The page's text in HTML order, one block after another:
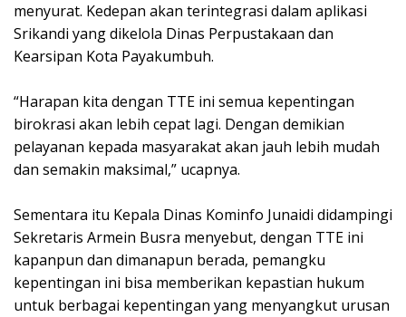
menyurat. Kedepan akan terintegrasi dalam aplikasi
Srikandi yang dikelola Dinas Perpustakaan dan
Kearsipan Kota Payakumbuh.
“Harapan kita dengan TTE ini semua kepentingan
birokrasi akan lebih cepat lagi. Dengan demikian
pelayanan kepada masyarakat akan jauh lebih mudah
dan semakin maksimal,” ucapnya.
Sementara itu Kepala Dinas Kominfo Junaidi didampingi
Sekretaris Armein Busra menyebut, dengan TTE ini
kapanpun dan dimanapun berada, pemangku
kepentingan ini bisa memberikan kepastian hukum
untuk berbagai kepentingan yang menyangkut urusan